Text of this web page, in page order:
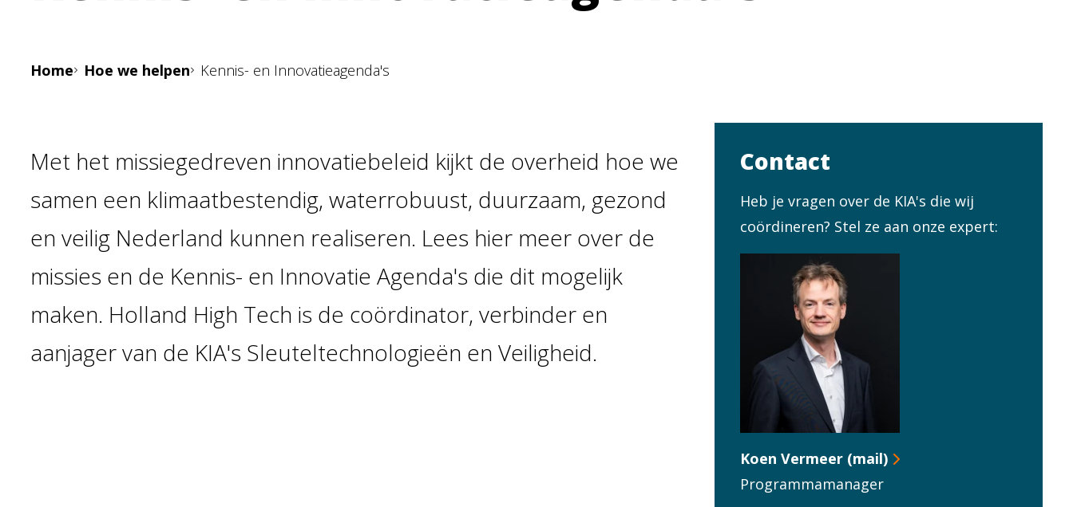
Home Hoe we helpen Kennis- en Innovatieagenda's
Met het missiegedreven innovatiebeleid kijkt de overheid hoe we
samen een klimaatbestendig, waterrobuust, duurzaam, gezond
en veilig Nederland kunnen realiseren. Lees hier meer over de
missies en de Kennis- en Innovatie Agenda's die dit mogelijk
maken. Holland High Tech is de coördinator, verbinder en
aanjager van de KIA's Sleuteltechnologieën en Veiligheid.
Contact
Heb je vragen over de KIA's die wij
coördineren? Stel ze aan onze expert:
Koen Vermeer (mail)
Programmamanager